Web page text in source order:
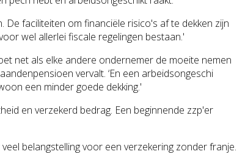
De faciliteiten om financiële risico's af te dekken zijn
wel allerlei fiscale regelingen bestaan.'
net als elke andere ondernemer de moeite nemen
sioen vervalt. ‘En een arbeidsongeschi
een minder goede dekking.'
en verzekerd bedrag. Een beginnende zzp'er
belangstelling voor een verzekering zonder franje.